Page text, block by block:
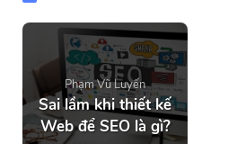
Phạm Vũ Luyến
Sai lầm khi thiết kế
Web để SEO là gì?